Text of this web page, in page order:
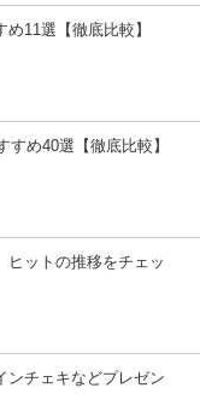
11選【徹底比較】
すめ40選【徹底比較】
ヒットの推移をチェッ
ンチェキなどプレゼン